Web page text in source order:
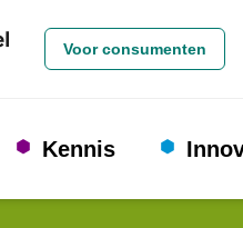
Voor consumenten
Kennis